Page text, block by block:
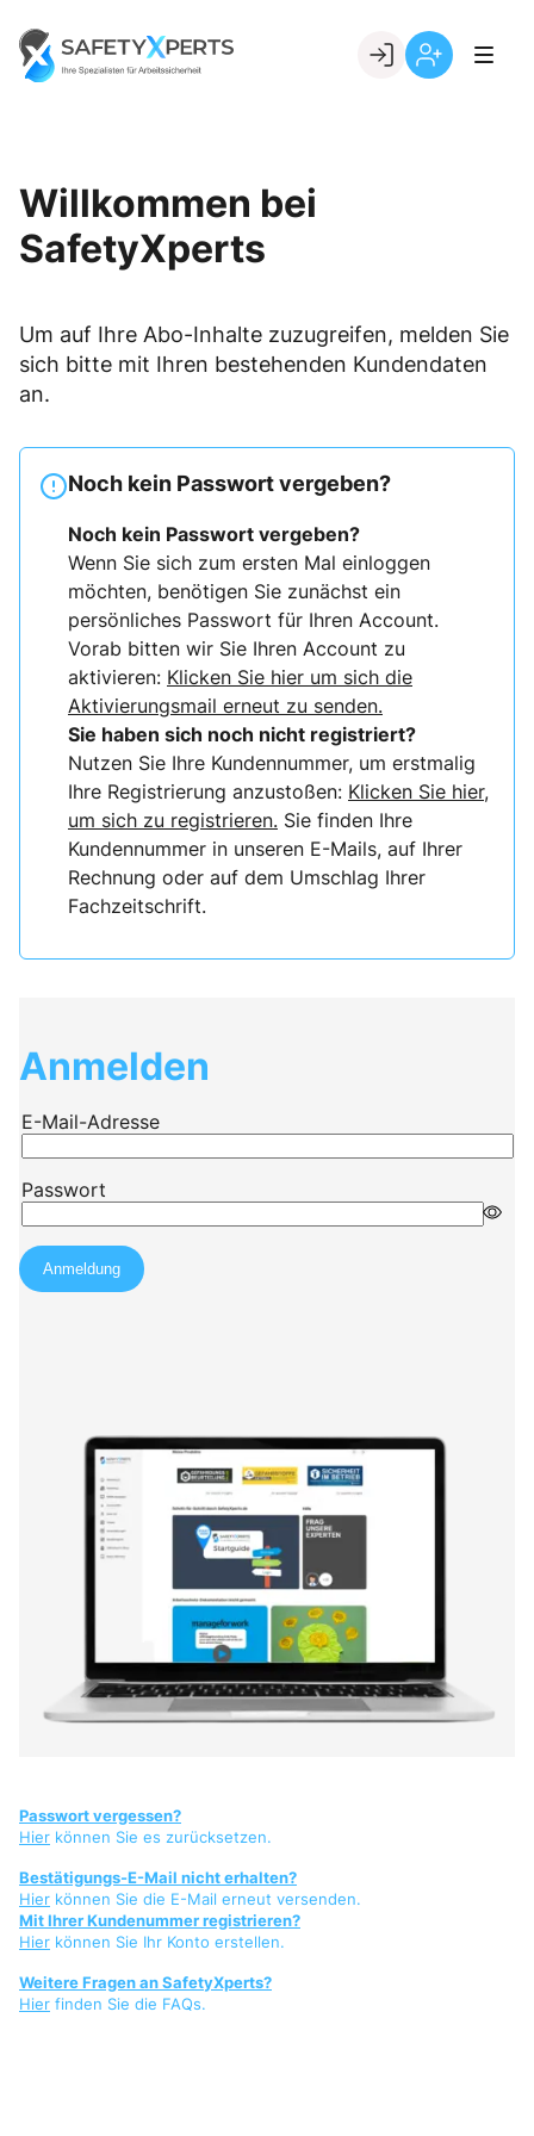
content
Go to landing page.
Willkommen bei
SafetyXperts
Um auf Ihre Abo-Inhalte zuzugreifen, melden Sie
sich bitte mit Ihren bestehenden Kundendaten
an.
Noch kein Passwort vergeben?
Noch kein Passwort vergeben?
Wenn Sie sich zum ersten Mal einloggen
möchten, benötigen Sie zunächst ein
persönliches Passwort für Ihren Account.
Vorab bitten wir Sie Ihren Account zu
aktivieren: Klicken Sie hier um sich die
Aktivierungsmail erneut zu senden.
Sie haben sich noch nicht registriert?
Nutzen Sie Ihre Kundennummer, um erstmalig
Ihre Registrierung anzustoßen: Klicken Sie hier,
um sich zu registrieren. Sie finden Ihre
Kundennummer in unseren E-Mails, auf Ihrer
Rechnung oder auf dem Umschlag Ihrer
Fachzeitschrift.
Anmelden
Passwort vergessen?
Hier können Sie es zurücksetzen.
Bestätigungs-E-Mail nicht erhalten?
Hier können Sie die E-Mail erneut versenden.
Mit Ihrer Kundenummer registrieren?
Hier können Sie Ihr Konto erstellen.
Weitere Fragen an SafetyXperts?
Hier finden Sie die FAQs.